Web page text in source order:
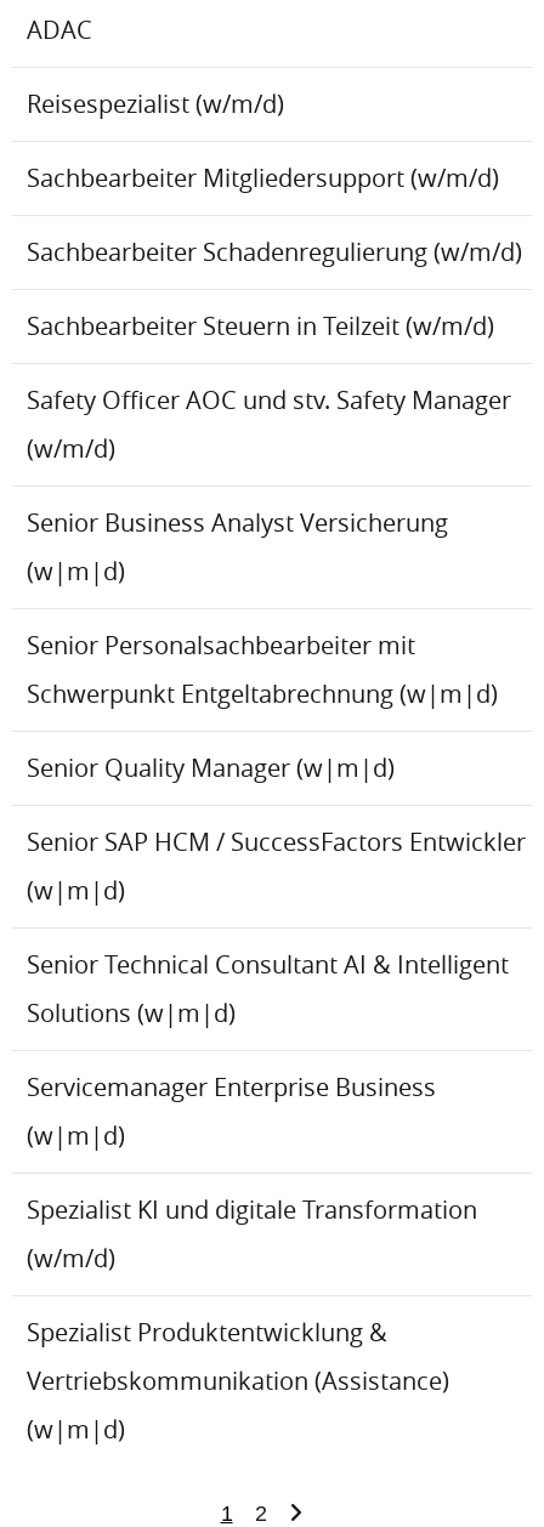
ADAC
Reisespezialist (w/m/d)
Sachbearbeiter Mitgliedersupport (w/m/d)
Sachbearbeiter Schadenregulierung (w/m/d)
Sachbearbeiter Steuern in Teilzeit (w/m/d)
Safety Officer AOC und stv. Safety Manager
(w/m/d)
Senior Business Analyst Versicherung
(w|m|d)
Senior Personalsachbearbeiter mit
Schwerpunkt Entgeltabrechnung (w|m|d)
Senior Quality Manager (w|m|d)
Senior SAP HCM / SuccessFactors Entwickler
(w|m|d)
Senior Technical Consultant AI & Intelligent
Solutions (w|m|d)
Servicemanager Enterprise Business
(w|m|d)
Spezialist KI und digitale Transformation
(w/m/d)
Spezialist Produktentwicklung &
Vertriebskommunikation (Assistance)
(w|m|d)
1 2